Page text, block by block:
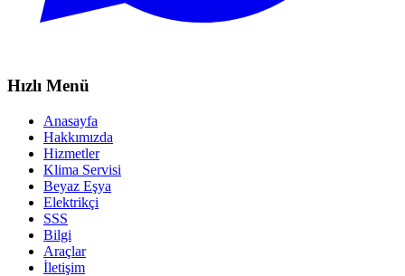
Hızlı Menü
Anasayfa
Hakkımızda
Hizmetler
Klima Servisi
Beyaz Eşya
Elektrikçi
SSS
Bilgi
Araçlar
İletişim